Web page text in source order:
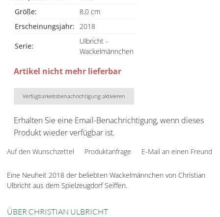
Größe:
8,0 cm
Erscheinungsjahr: 2018
Serie:
Ulbricht -
Wackelmännchen
Artikel nicht mehr lieferbar
Verfügbarkeitsbenachrichtigung aktivieren
Erhalten Sie eine Email-Benachrichtigung, wenn dieses
Produkt wieder verfügbar ist.
Auf den Wunschzettel Produktanfrage E-Mail an einen Freund
Eine Neuheit 2018 der beliebten Wackelmännchen von Christian
Ulbricht aus dem Spielzeugdorf Seiffen.
ÜBER CHRISTIAN ULBRICHT